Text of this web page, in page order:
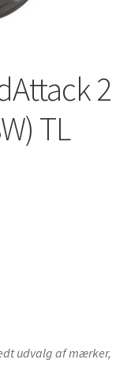
2
TL
udvalg af mærker,